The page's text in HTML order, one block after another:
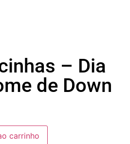
– Dia
de Down
carrinho